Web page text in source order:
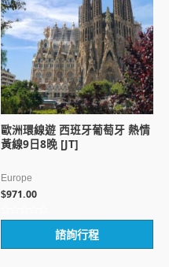
歐洲環線遊 西班牙葡萄牙 熱情
黃線9日8晚 [JT]
Europe
$971.00
評
滿
諮詢行程